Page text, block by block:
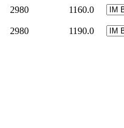
2980 1160.0
2980 1190.0